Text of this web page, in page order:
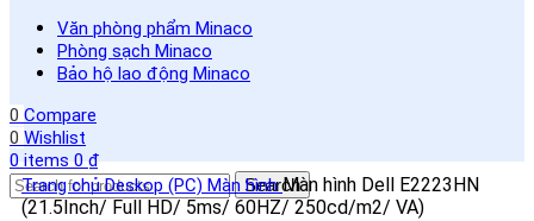
Văn phòng phẩm Minaco
Phòng sạch Minaco
Bảo hộ lao động Minaco
0 Compare
0 Wishlist
0items 0₫
Search
Trang chủDeskop (PC) Màn hìnhMàn hình Dell E2223HN
(21.5Inch/ Full HD/ 5ms/ 60HZ/ 250cd/m2/ VA)